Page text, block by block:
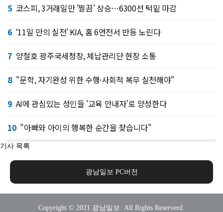
5 코스피, 3거래일만 '찔끔' 상승…6300선 턱밑 마감
6 ‘11일 만의 실전’ KIA, 홈 6연전서 반등 노린다
7 양철호 광주국세청장, 체납관리단 현장 소통
8 "문학, 자기완성 위한 수행·사회적 복무 실천해야"
9 AI에 관심있는 성인들 '교육 안내자'로 양성한다
10 "아빠와 아이의 행복한 순간을 찾습니다"
기사 목록
광남일보 PC버전
Copyright © 2021 광남일보. All Rights Reserverd.